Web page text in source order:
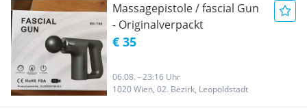
Massagepistole / fascial Gun
- Originalverpackt
€ 35
06.08. - 23:16 Uhr
1020 Wien, 02. Bezirk, Leopoldstadt